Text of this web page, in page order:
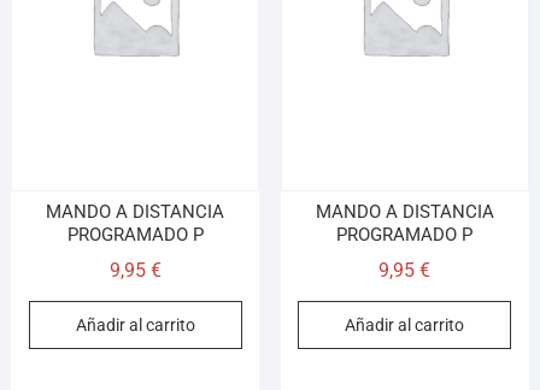
MANDO A DISTANCIA
PROGRAMADO P
9,95 €
Añadir al carrito
MANDO A DISTANCIA
PROGRAMADO P
9,95€
Añadir al carrito